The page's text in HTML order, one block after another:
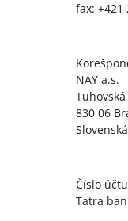
fax: +421
NAY a.s.
830 06
Číslo
Tatra